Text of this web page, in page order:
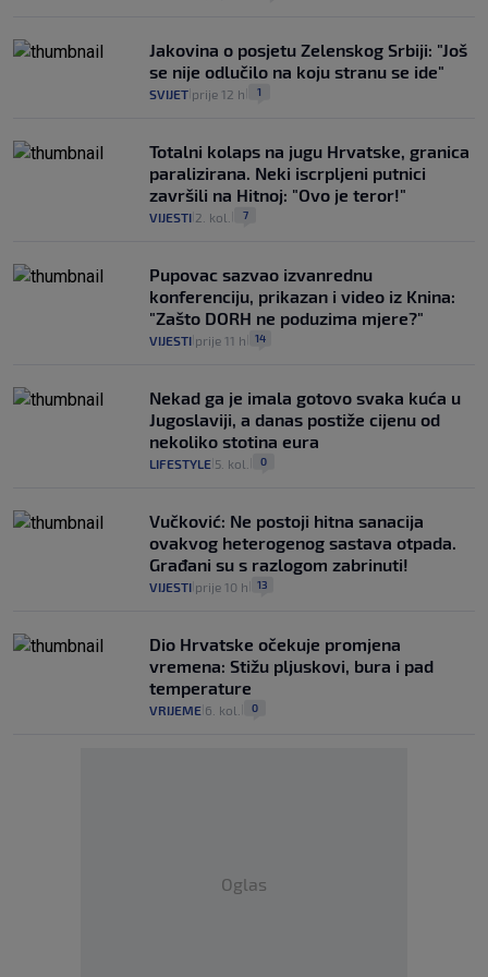
Jakovina o posjetu Zelenskog Srbiji: "Još
se nije odlučilo na koju stranu se ide"
SVIJET prije 12 h 1
Totalni kolaps na jugu Hrvatske, granica
paralizirana. Neki iscrpljeni putnici
završili na Hitnoj: "Ovo je teror!"
VIJESTI 2. kol. 7
Pupovac sazvao izvanrednu
konferenciju, prikazan i video iz Knina:
"Zašto DORH ne poduzima mjere?"
VIJESTI prije 11 h 14
Nekad ga je imala gotovo svaka kuća u
Jugoslaviji, a danas postiže cijenu od
nekoliko stotina eura
LIFESTYLE 5. kol. 0
Vučković: Ne postoji hitna sanacija
ovakvog heterogenog sastava otpada.
Građani su s razlogom zabrinuti!
VIJESTI prije 10 h 13
Dio Hrvatske očekuje promjena
vremena: Stižu pljuskovi, bura i pad
temperature
VRIJEME 6. kol. 0
Oglas